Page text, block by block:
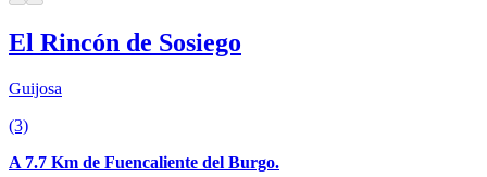
El Rincón de Sosiego
Guijosa
(3)
A 7.7 Km de Fuencaliente del Burgo.